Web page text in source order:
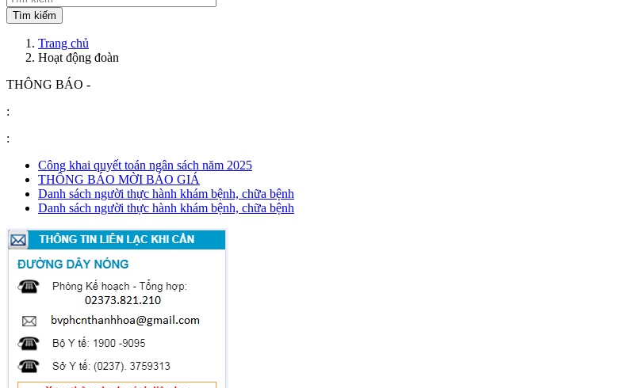
Trang chủ
Hoạt động đoàn
THÔNG BÁO -
:
:
Công khai quyết toán ngân sách năm 2025
THÔNG BÁO MỜI BÁO GIÁ
Danh sách người thực hành khám bệnh, chữa bệnh
Danh sách người thực hành khám bệnh, chữa bệnh